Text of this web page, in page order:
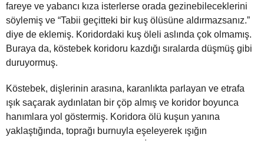
fareye ve yabancı kıza isterlerse orada gezinebileceklerini
söylemiş ve “Tabii geçitteki bir kuş ölüsüne aldırmazsanız.”
diye de eklemiş. Koridordaki kuş öleli aslında çok olmamış.
Buraya da, köstebek koridoru kazdığı sıralarda düşmüş gibi
duruyormuş.
Köstebek, dişlerinin arasına, karanlıkta parlayan ve etrafa
ışık saçarak aydınlatan bir çöp almış ve koridor boyunca
hanımlara yol göstermiş. Koridora ölü kuşun yanına
yaklaştığında, toprağı burnuyla eşeleyerek ışığın